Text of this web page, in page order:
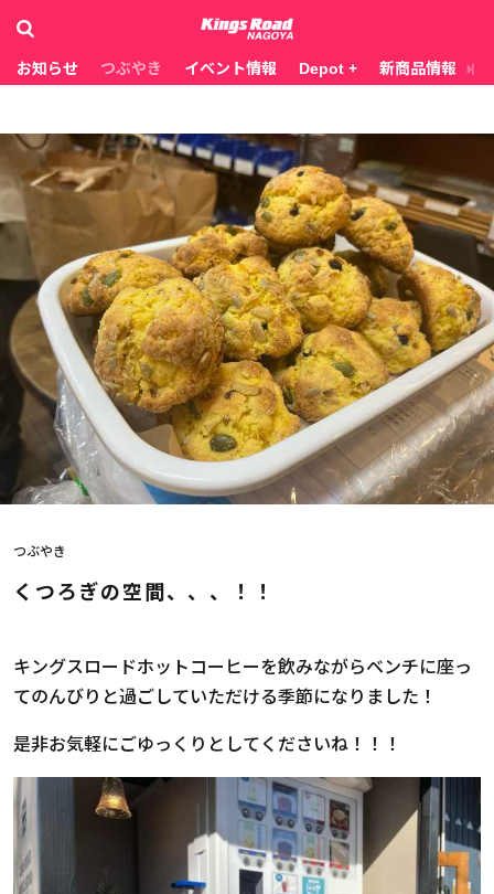
お知らせ つぶやき イベント情報 Depot + 新商品情報
つぶやき
くつろぎの空間、、、！！
キングスロードホットコーヒーを飲みながらベンチに座っ
てのんびりと過ごしていただける季節になりました！
是非お気軽にごゆっくりとしてくださいね！！！